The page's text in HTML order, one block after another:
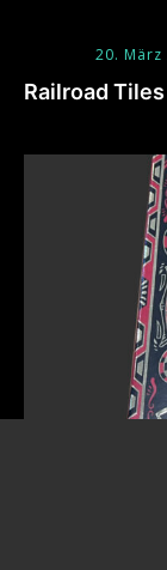
20. März
Railroad Tiles